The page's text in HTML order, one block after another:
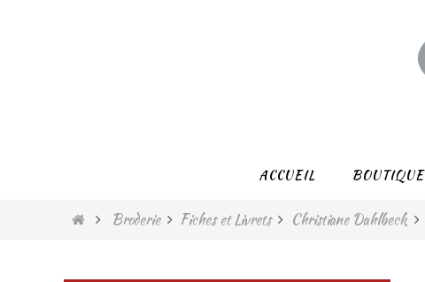
ACCUEIL BOUTIQUE
HomeBroderie Fiches et Livrets Christiane Dahlbeck